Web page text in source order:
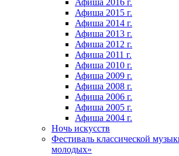
Афиша 2016 г.
Афиша 2015 г.
Афиша 2014 г.
Афиша 2013 г.
Афиша 2012 г.
Афиша 2011 г.
Афиша 2010 г.
Афиша 2009 г.
Афиша 2008 г.
Афиша 2006 г.
Афиша 2005 г.
Афиша 2004 г.
Ночь искусств
Фестиваль классической
молодых»